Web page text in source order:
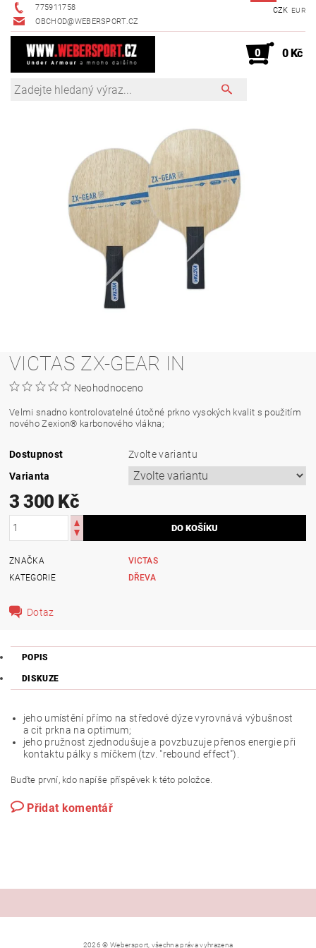
775911758
OBCHOD@WEBERSPORT.CZ
CZK EUR
0 0 Kč
VICTAS ZX-GEAR IN
Neohodnoceno
Velmi snadno kontrolovatelné útočné prkno vysokých kvalit s použitím
nového Zexion® karbonového vlákna;
Dostupnost
Zvolte variantu
Varianta
3 300 Kč
ZNAČKA
VICTAS
KATEGORIE
DŘEVA
Dotaz
POPIS
DISKUZE
jeho umístění přímo na středové dýze vyrovnává výbušnost
a cit prkna na optimum;
jeho pružnost zjednodušuje a povzbuzuje přenos energie při
kontaktu pálky s míčkem (tzv. "rebound effect").
Buďte první, kdo napíše příspěvek k této položce.
Přidat komentář
2026 © Webersport, všechna práva vyhrazena